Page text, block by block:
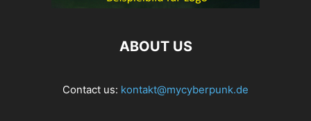
ABOUT US
Contact us: kontakt@mycyberpunk.de